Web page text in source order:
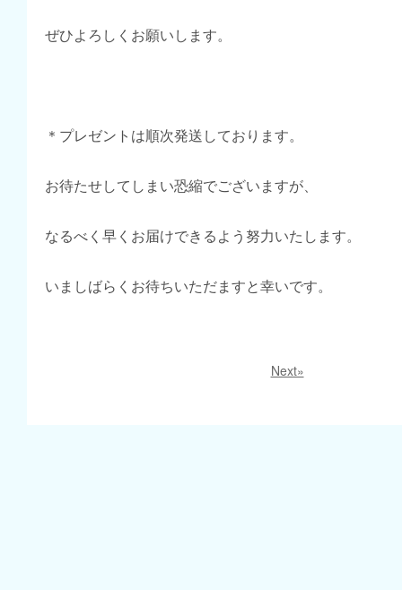
ぜひよろしくお願いします。
＊プレゼントは順次発送しております。
お待たせしてしまい恐縮でございますが、
なるべく早くお届けできるよう努力いたします。
いましばらくお待ちいただますと幸いです。
Next»